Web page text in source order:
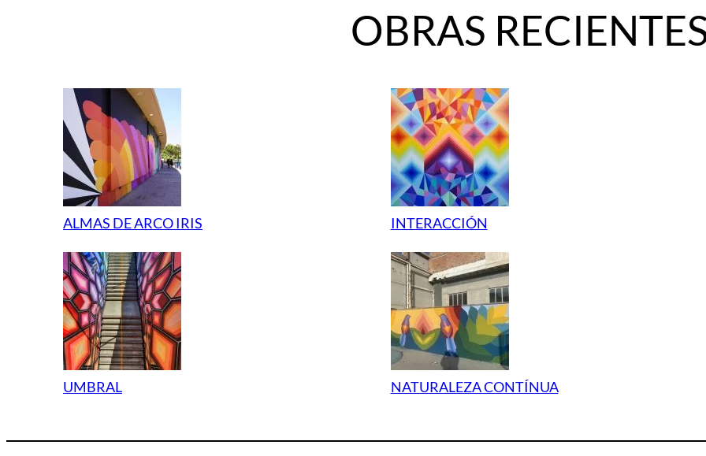
OBRAS
ALMAS DE ARCO IRIS INTERACCIÓN
UMBRAL NATURALEZA CONTÍNUA